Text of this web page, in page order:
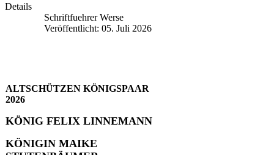
Details
Schriftfuehrer Werse
Veröffentlicht: 05. Juli 2026
ALTSCHÜTZEN KÖNIGSPAAR
2026
KÖNIG FELIX LINNEMANN
KÖNIGIN MAIKE